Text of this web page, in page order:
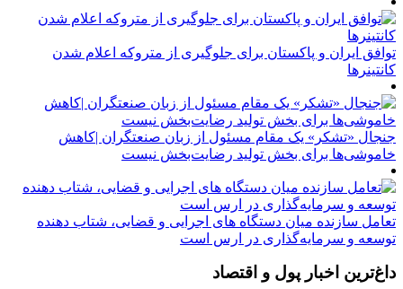
توافق ایران و پاکستان برای جلوگیری از متروکه اعلام شدن
کانتینرها
جنجال «تشکر» یک مقام مسئول از زبان صنعتگران |کاهش
خاموشی‌ها برای بخش تولید رضایت‌بخش نیست
تعامل سازنده میان دستگاه‌ های اجرایی و قضایی، شتاب‌ دهنده
توسعه و سرمایه‌گذاری در ارس است
داغ‌ترین اخبار پول و اقتصاد